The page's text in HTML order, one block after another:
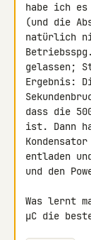
habe ich
(und die
natürlich
gelassen;
Ergebnis:
dass die
ist. Dann
entladen
und den
Was lernt
µC die